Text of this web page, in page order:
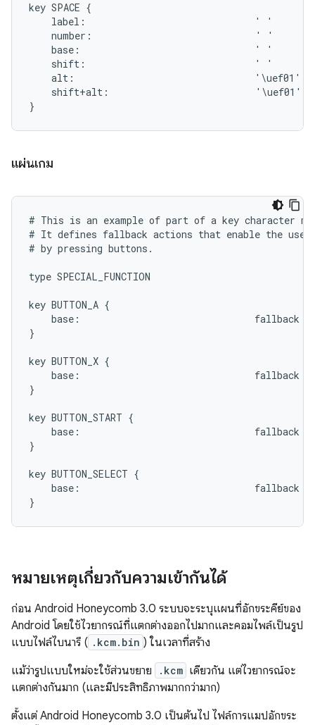
key SPACE {
    label:                              ' '
    number:                             ' '
    base:                               ' '
    shift:                              ' '
    alt:                                '\uef01'
    shift+alt:                          '\uef01'
แผ่นเกม
# This is an example of part of a key character
# It defines fallback actions that enable the
# by pressing buttons.
type SPECIAL_FUNCTION
key BUTTON_A {
base:                               fallback
}
key BUTTON_X {
base:                               fallback
}
key BUTTON_START {
base:                               fallback
}
key BUTTON_SELECT {
base:                               fallback
หมายเหตุเกี่ยวกับความเข้ากันได้
ก่อน Android Honeycomb 3.0 ระบบจะระบุแผนที่อักขระคีย์ของ
Android โดยใช้ไวยากรณ์ที่แตกต่างออกไปมากและคอมไพล์เป็นรูป
แบบไฟล์ไบนารี ( .kcm.bin ) ในเวลาที่สร้าง
แม้ว่ารูปแบบใหม่จะใช้ส่วนขยาย
.kcm เดียวกัน แต่ไวยากรณ์จะ
แตกต่างกันมาก (และมีประสิทธิภาพมากกว่ามาก)
ตั้งแต่ Android Honeycomb 3.0 เป็นต้นไป ไฟล์การแมปอักขระ